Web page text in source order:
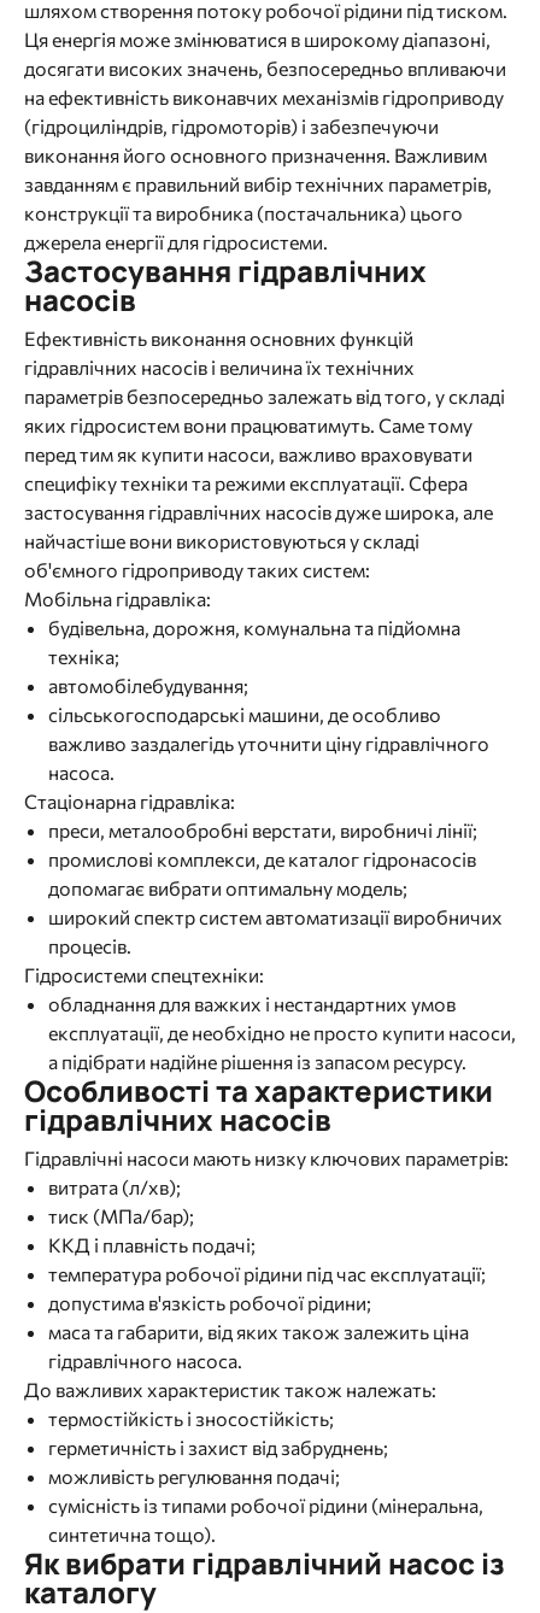
шляхом створення потоку робочої рідини під тиском.
Ця енергія може змінюватися в широкому діапазоні,
досягати високих значень, безпосередньо впливаючи
на ефективність виконавчих механізмів гідроприводу
(гідроциліндрів, гідромоторів) і забезпечуючи
виконання його основного призначення. Важливим
завданням є правильний вибір технічних параметрів,
конструкції та виробника (постачальника) цього
джерела енергії для гідросистеми.
Застосування гідравлічних
насосів
Ефективність виконання основних функцій
гідравлічних насосів і величина їх технічних
параметрів безпосередньо залежать від того, у складі
яких гідросистем вони працюватимуть. Саме тому
перед тим як купити насоси, важливо враховувати
специфіку техніки та режими експлуатації. Сфера
застосування гідравлічних насосів дуже широка, але
найчастіше вони використовуються у складі
об'ємного гідроприводу таких систем:
Мобільна гідравліка:
будівельна, дорожня, комунальна та підйомна
техніка;
автомобілебудування;
сільськогосподарські машини, де особливо
важливо заздалегідь уточнити ціну гідравлічного
насоса.
Стаціонарна гідравліка:
преси, металообробні верстати, виробничі лінії;
промислові комплекси, де каталог гідронасосів
допомагає вибрати оптимальну модель;
широкий спектр систем автоматизації виробничих
процесів.
Гідросистеми спецтехніки:
обладнання для важких і нестандартних умов
експлуатації, де необхідно не просто купити насоси,
а підібрати надійне рішення із запасом ресурсу.
Особливості та характеристики
гідравлічних насосів
Гідравлічні насоси мають низку ключових параметрів:
витрата (л/хв);
тиск (МПа/бар);
ККД і плавність подачі;
температура робочої рідини під час експлуатації;
допустима в'язкість робочої рідини;
маса та габарити, від яких також залежить ціна
гідравлічного насоса.
До важливих характеристик також належать:
термостійкість і зносостійкість;
герметичність і захист від забруднень;
можливість регулювання подачі;
сумісність із типами робочої рідини (мінеральна,
синтетична тощо).
Як вибрати гідравлічний насос із
каталогу